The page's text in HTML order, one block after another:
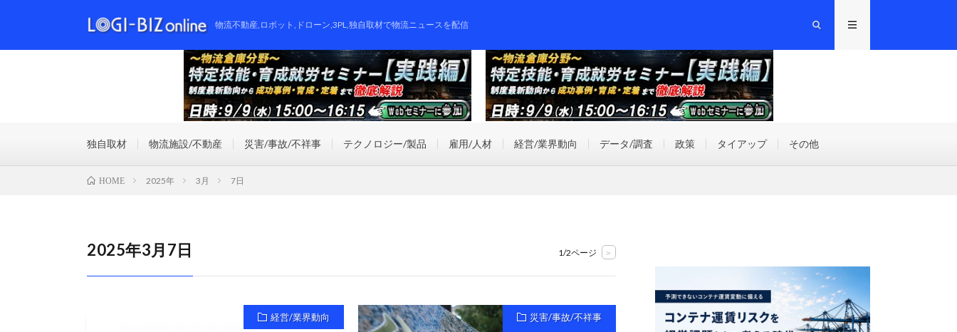
物流不動産,ロボット,ドローン,3PL,独自取材で物流ニュースを配信
独自取材 物流施設/不動産 災害/事故/不祥事 テクノロジー/製品 雇用/人材 経営/業界動向 データ/調査 政策 タイアップ その他
HOME 2025年 3月 7日
2025年3月7日 1/2ページ >
経営/業界動向 災害/事故/不祥事